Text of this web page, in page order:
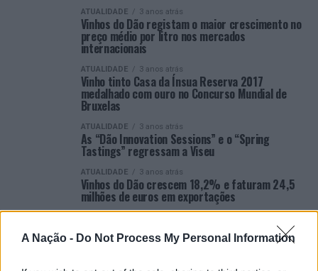
A Nação - Do Not Process My Personal Information
ATUALIDADE 3 anos atrás
Vinhos do Dão registam o maior crescimento no
preço médio por litro nos mercados
internacionais
ATUALIDADE 3 anos atrás
Vinho tinto Casa da Ínsua Reserva 2017
medalhado com ouro no Concurso Mundial de
Bruxelas
ATUALIDADE 3 anos atrás
As “Dão Innovation Sessions” e o “Spring
Tastings” regressam a Viseu
ATUALIDADE 3 anos atrás
Vinhos do Dão crescem 18,2% e faturam 24,5
milhões de euros em exportações
“Dão Capital” está de regresso a Lisboa